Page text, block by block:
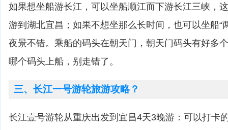
如果想坐船游长江，可以坐船顺江而下游长江三峡，
游到湖北宜昌；如果不想坐那么长时间，也可以坐船“
夜景不错。乘船的码头在朝天门，朝天门码头有好多
哪个码头上船，别走错了。
三、长江一号游轮旅游攻略？
长江壹号游轮从重庆出发到宜昌4天3晚游：可以打卡